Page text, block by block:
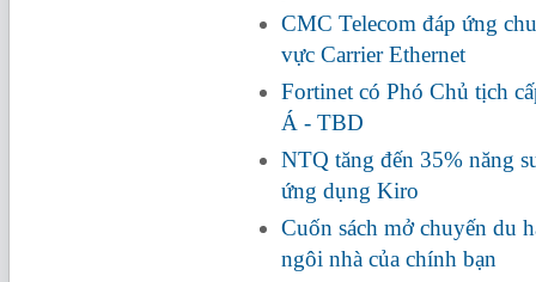
CMC Telecom đáp ứng
vực Carrier Ethernet
Fortinet có Phó Chủ tịch
Á - TBD
NTQ tăng đến 35% năng
ứng dụng Kiro
Cuốn sách mở chuyến du
ngôi nhà của chính bạn